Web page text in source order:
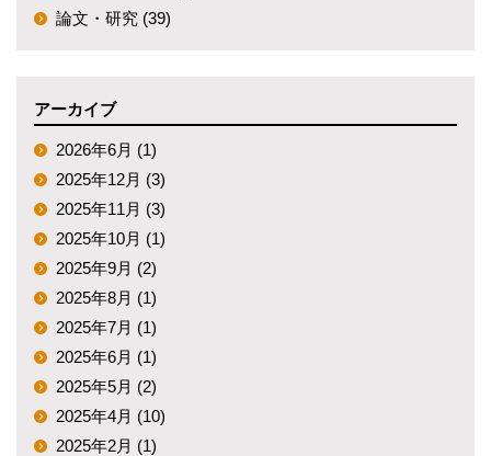
論文・研究 (39)
アーカイブ
2026年6月 (1)
2025年12月 (3)
2025年11月 (3)
2025年10月 (1)
2025年9月 (2)
2025年8月 (1)
2025年7月 (1)
2025年6月 (1)
2025年5月 (2)
2025年4月 (10)
2025年2月 (1)